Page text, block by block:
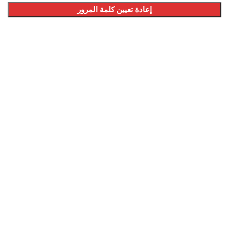
إعادة تعيين كلمة المرور